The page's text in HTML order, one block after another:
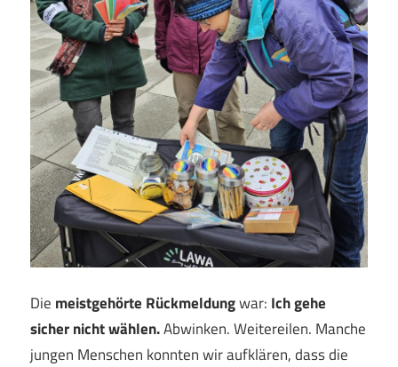
Die meistgehörte Rückmeldungwar: Ich gehe
sicher nicht wählen.Abwinken. Weitereilen. Manche
jungen Menschen konnten wir aufklären, dass die